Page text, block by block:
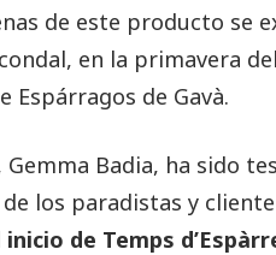
de este producto se
en la primavera
Espárragos de Gavà.
Gemma Badia, ha sido
los paradistas y
de Temps